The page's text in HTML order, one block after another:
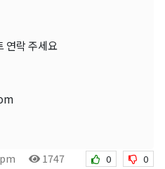
연락 주세요
1747 0 0